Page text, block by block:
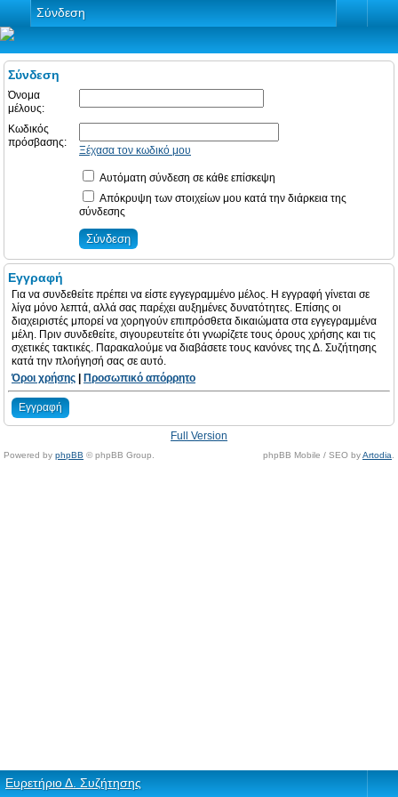
Σύνδεση
Σύνδεση
Όνομα
μέλους:
Κωδικός
πρόσβασης:
Ξέχασα τον κωδικό μου
Αυτόματη σύνδεση σε κάθε επίσκεψη
Απόκρυψη των στοιχείων μου κατά την διάρκεια της
σύνδεσης
Εγγραφή
Για να συνδεθείτε πρέπει να είστε εγγεγραμμένο μέλος. Η εγγραφή γίνεται σε
λίγα μόνο λεπτά, αλλά σας παρέχει αυξημένες δυνατότητες. Επίσης οι
διαχειριστές μπορεί να χορηγούν επιπρόσθετα δικαιώματα στα εγγεγραμμένα
μέλη. Πριν συνδεθείτε, σιγουρευτείτε ότι γνωρίζετε τους όρους χρήσης και τις
σχετικές τακτικές. Παρακαλούμε να διαβάσετε τους κανόνες της Δ. Συζήτησης
κατά την πλοήγησή σας σε αυτό.
Όροι χρήσης
Προσωπικό απόρρητο
Εγγραφή
Full Version
Powered by phpBB © phpBB Group. phpBB Mobile / SEO byArtodia
Ευρετήριο Δ. Συζήτησης